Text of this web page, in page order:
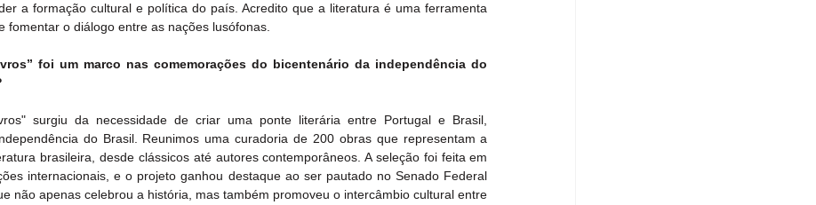
a formação cultural e política do país. Acredito que a literatura é uma ferramenta
fomentar o diálogo entre as nações lusófonas.
foi um marco nas comemorações do bicentenário da independência do
surgiu da necessidade de criar uma ponte literária entre Portugal e Brasil,
do Brasil. Reunimos uma curadoria de 200 obras que representam a
brasileira, desde clássicos até autores contemporâneos. A seleção foi feita em
internacionais, e o projeto ganhou destaque ao ser pautado no Senado Federal
não apenas celebrou a história, mas também promoveu o intercâmbio cultural entre